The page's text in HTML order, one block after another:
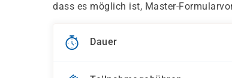
dass es möglich ist, Master-
Dauer